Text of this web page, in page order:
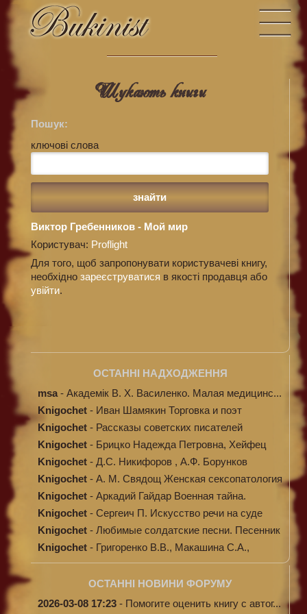
Шукають книги
Пошук:
ключові слова
Виктор Гребенников - Мой мир
Користувач: Proflight
Для того, щоб запропонувати користувачеві книгу,
необхідно зареєструватися в якості продавця або
увійти.
ОСТАННІ НАДХОДЖЕННЯ
msa - Академік В. Х. Василенко. Малая медицинс...
Knigochet - Иван Шамякин Торговка и поэт
Knigochet - Рассказы советских писателей
Knigochet - Брицко Надежда Петровна, Хейфец
Аркадий ...
Knigochet - Д.С. Никифоров , А.Ф. Борунков
Дипломати...
Knigochet - А. М. Свядощ Женская сексопатология
Knigochet - Аркадий Гайдар Военная тайна.
Судьба бар...
Knigochet - Сергеич П. Искусство речи на суде
Knigochet - Любимые солдатские песни. Песенник
(с н...
Knigochet - Григоренко В.В., Макашина С.А.,
Машински...
ОСТАННІ НОВИНИ ФОРУМУ
2026-03-08 17:23 - Помогите оценить книгу с автог...